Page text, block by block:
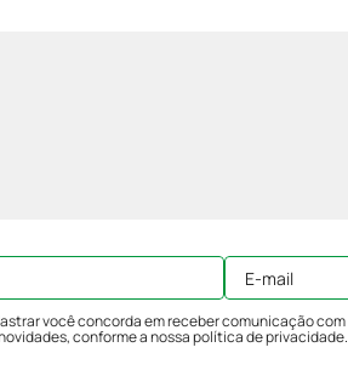
você concorda em receber comunicação com
conforme a nossapolítica de privacidade.